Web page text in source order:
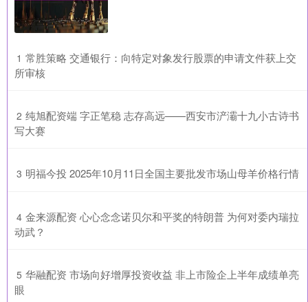
1 ​常胜策略 交通银行：向特定对象发行股票的申请文件获上交
所审核
2 ​纯旭配资端 字正笔稳 志存高远——西安市浐灞十九小古诗书
写大赛
3 ​明福今投 2025年10月11日全国主要批发市场山母羊价格行情
4 ​金来源配资 心心念念诺贝尔和平奖的特朗普 为何对委内瑞拉
动武？
5 ​华融配资 市场向好增厚投资收益 非上市险企上半年成绩单亮
眼